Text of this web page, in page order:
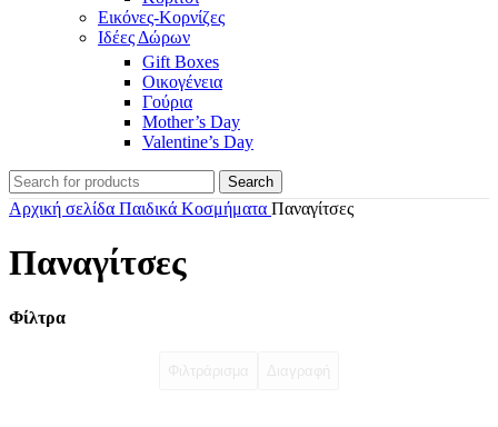
Εικόνες-Κορνίζες
Ιδέες Δώρων
Gift Boxes
Οικογένεια
Γούρια
Mother’s Day
Valentine’s Day
Search
Αρχική σελίδα Παιδικά Κοσμήματα Παναγίτσες
Παναγίτσες
Φίλτρα